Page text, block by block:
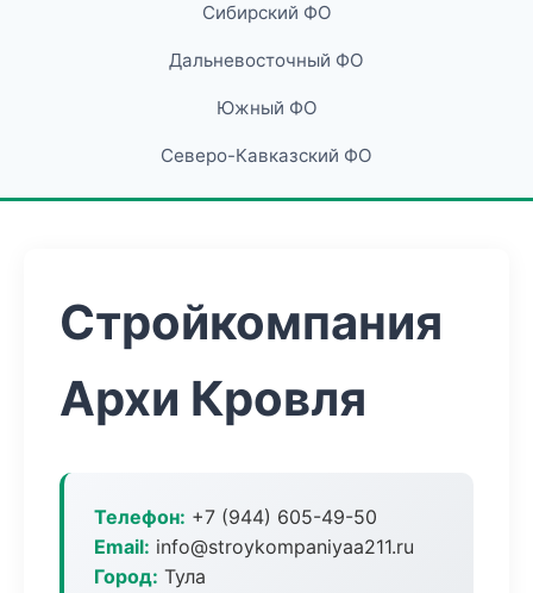
Сибирский ФО
Дальневосточный ФО
Южный ФО
Северо-Кавказский ФО
Стройкомпания
Архи Кровля
Телефон: +7 (944) 605-49-50
Email: info@stroykompaniyaa211.ru
Город: Тула